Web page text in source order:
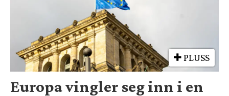
PLUSS
Europa vingler seg inn i en